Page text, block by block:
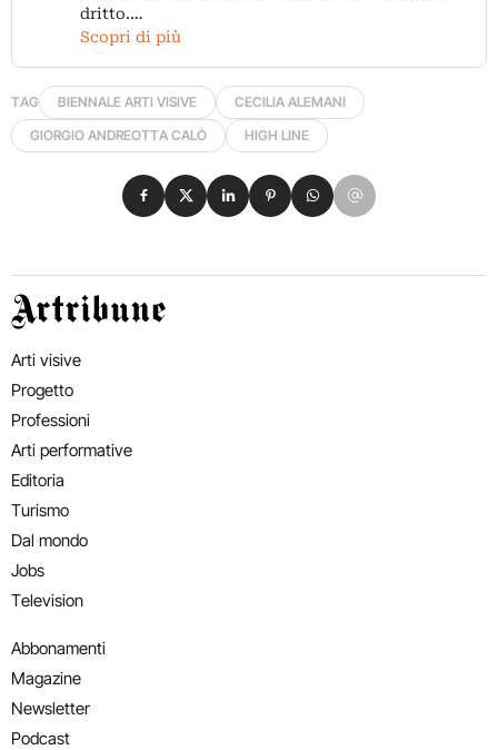
dritto.…
Scopri di più
TAG BIENNALE ARTI VISIVE
CECILIA ALEMANI
GIORGIO ANDREOTTA CALÒ
HIGH LINE
Condividi su Facebook
Condividi su X
Condividi su LinkedIn
Condividi su Pinterest
Condividi su WhatsApp
Condividi su Email
Artribune
Arti visive
Progetto
Professioni
Arti performative
Editoria
Turismo
Dal mondo
Jobs
Television
Abbonamenti
Magazine
Newsletter
Podcast